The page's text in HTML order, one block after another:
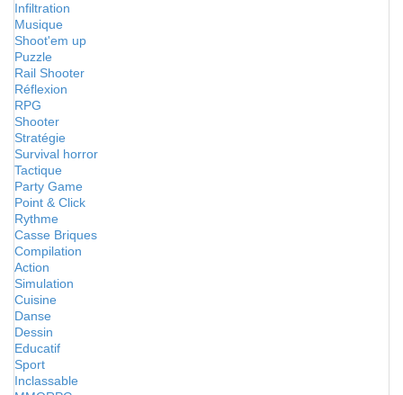
Infiltration
Musique
Shoot'em up
Puzzle
Rail Shooter
Réflexion
RPG
Shooter
Stratégie
Survival horror
Tactique
Party Game
Point & Click
Rythme
Casse Briques
Compilation
Action
Simulation
Cuisine
Danse
Dessin
Educatif
Sport
Inclassable